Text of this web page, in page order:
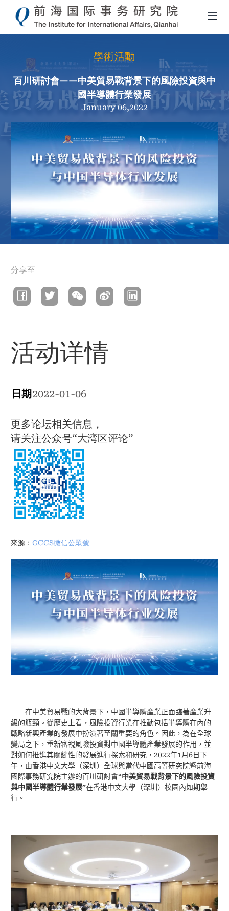
學術活動
百川研討會——中美貿易戰背景下的風險投資與中
國半導體行業發展
January 06,2022
航
連
分享至
活动详情
日期2022-01-06
更多论坛相关信息，
请关注公众号“大湾区评论”
來源：GCCS微信公眾號
在中美貿易戰的大背景下，中國半導體產業正面臨著產業升
級的瓶頸。從歷史上看，風險投資行業在推動包括半導體在內的
戰略新興產業的發展中扮演著至關重要的角色。因此，為在全球
變局之下，重新審視風險投資對中國半導體產業發展的作用，並
對如何推進其關鍵性的發展進行探索和研究，2022年1月6 日下
午，由香港中文大學（深圳）全球與當代中國高等研究院暨前海
國際事務研究院主辦的百川研討會“中美貿易戰背景下的風險投資
與中國半導體行業發展”在香港中文大學（深圳）校園內如期舉
行。